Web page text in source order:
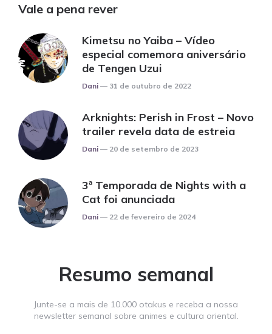
Vale a pena rever
Kimetsu no Yaiba – Vídeo
especial comemora aniversário
de Tengen Uzui
Posted
Dani 31 de outubro de 2022
Arknights: Perish in Frost – Novo
trailer revela data de estreia
Posted
Dani 20 de setembro de 2023
3ª Temporada de Nights with a
Cat foi anunciada
Posted
Dani 22 de fevereiro de 2024
Resumo semanal
Junte-se a mais de 10.000 otakus e receba a nossa
newsletter semanal sobre animes e cultura oriental.